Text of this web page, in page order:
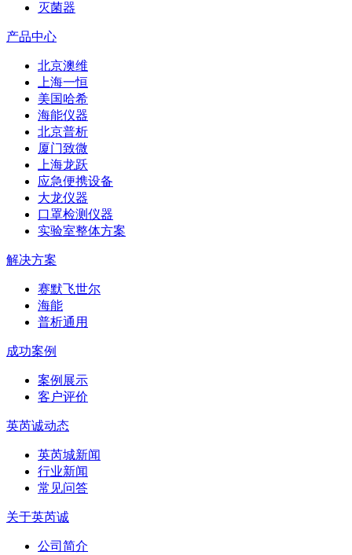
灭菌器
产品中心
北京澳维
上海一恒
美国哈希
海能仪器
北京普析
厦门致微
上海龙跃
应急便携设备
大龙仪器
口罩检测仪器
实验室整体方案
解决方案
赛默飞世尔
海能
普析通用
成功案例
案例展示
客户评价
英芮诚动态
英芮城新闻
行业新闻
常见问答
关于英芮诚
公司简介